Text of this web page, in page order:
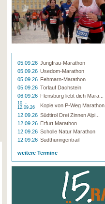
05.09.26 Jungfrau-Marathon
05.09.26 Usedom-Marathon
05.09.26 Fehmarn-Marathon
05.09.26 Torlauf Dachstein
06.09.26 Flensburg liebt dich Mara...
10. -
12.09.26
Kopie von P-Weg Marathon
12.09.26 Südtirol Drei Zinnen Alpi...
12.09.26 Erfurt Marathon
12.09.26 Scholle Natur Marathon
12.09.26 Südthüringentrail
weitere Termine